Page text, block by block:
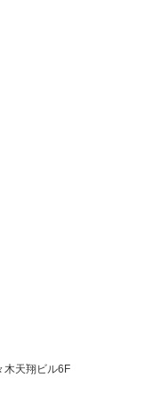
天翔ビル6F